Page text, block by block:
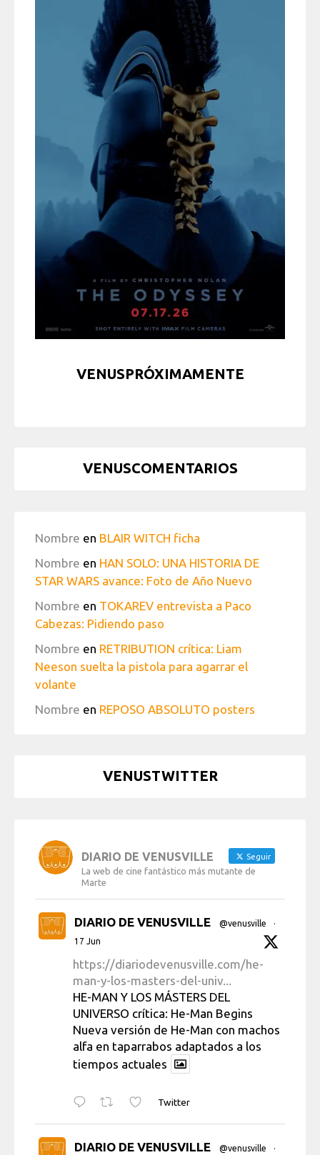
VENUSPRÓXIMAMENTE
VENUSCOMENTARIOS
Nombre en BLAIR WITCH ficha
Nombre en HAN SOLO: UNA HISTORIA DE
STAR WARS avance: Foto de Año Nuevo
Nombre en TOKAREV entrevista a Paco
Cabezas: Pidiendo paso
Nombre en RETRIBUTION crítica: Liam
Neeson suelta la pistola para agarrar el
volante
Nombre en REPOSO ABSOLUTO posters
VENUSTWITTER
DIARIO DE VENUSVILLE Seguir
La web de cine fantástico más mutante de
Marte
DIARIO DE VENUSVILLE @venusville
·
17 Jun
https://diariodevenusville.com/he-
man-y-los-masters-del-univ...
HE-MAN Y LOS MÁSTERS DEL
UNIVERSO crítica: He-Man Begins
Nueva versión de He-Man con machos
alfa en taparrabos adaptados a los
tiempos actuales
Twitter
DIARIO DE VENUSVILLE @venusville
·